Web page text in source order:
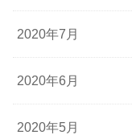
2020年7月
2020年6月
2020年5月